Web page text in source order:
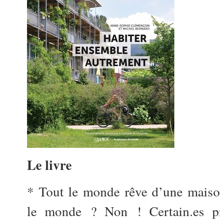
Le livre
* Tout le monde rêve d’une
le monde ? Non ! Certain.es